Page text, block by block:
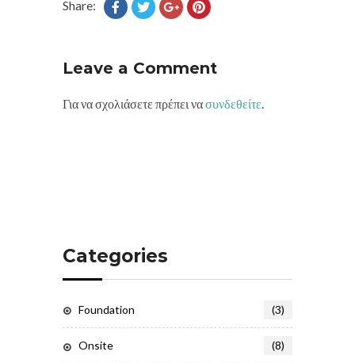
Categories
Foundation (3)
Onsite (8)
Share:
Leave a Comment
Για να σχολιάσετε πρέπει νασυνδεθείτε.